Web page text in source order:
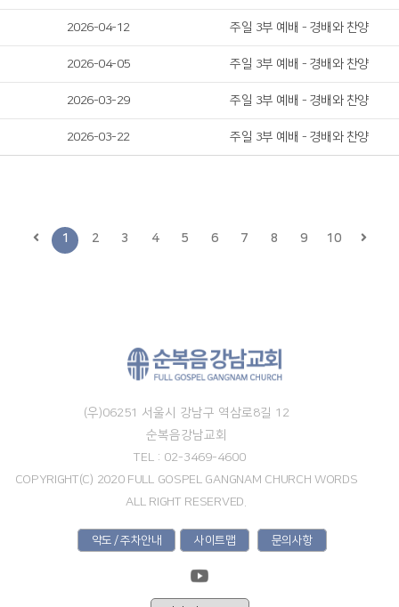
2026-04-12 주일 3부 예배 - 경배와 찬양
2026-04-05 주일 3부 예배 - 경배와 찬양
2026-03-29 주일 3부 예배 - 경배와 찬양
2026-03-22 주일 3부 예배 - 경배와 찬양
1 2 3 4 5 6 7 8 9 10
(우)06251 서울시 강남구 역삼로8길 12
순복음강남교회
TEL : 02-3469-4600
COPYRIGHT(C) 2020 FULL GOSPEL GANGNAM CHURCH WORDS
ALL RIGHT RESERVED.
약도 / 주차안내 사이트맵 문의사항